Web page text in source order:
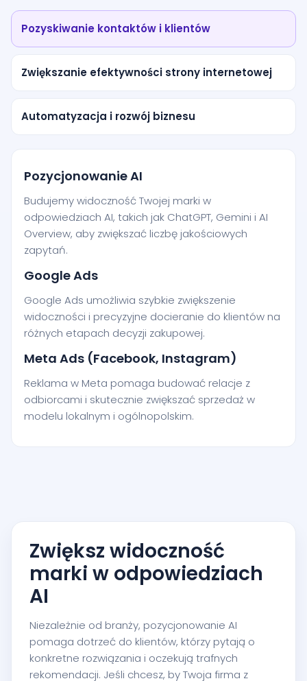
Pozyskiwanie kontaktów i klientów
Zwiększanie efektywności strony internetowej
Automatyzacja i rozwój biznesu
Pozycjonowanie AI
Budujemy widoczność Twojej marki w
odpowiedziach AI, takich jak ChatGPT, Gemini i AI
Overview, aby zwiększać liczbę jakościowych
zapytań.
Google Ads
Google Ads umożliwia szybkie zwiększenie
widoczności i precyzyjne docieranie do klientów na
różnych etapach decyzji zakupowej.
Meta Ads (Facebook, Instagram)
Reklama w Meta pomaga budować relacje z
odbiorcami i skutecznie zwiększać sprzedaż w
modelu lokalnym i ogólnopolskim.
Zwiększ widoczność
marki w odpowiedziach
AI
Niezależnie od branży, pozycjonowanie AI
pomaga dotrzeć do klientów, którzy pytają o
konkretne rozwiązania i oczekują trafnych
rekomendacji. Jeśli chcesz, by Twoja firma z